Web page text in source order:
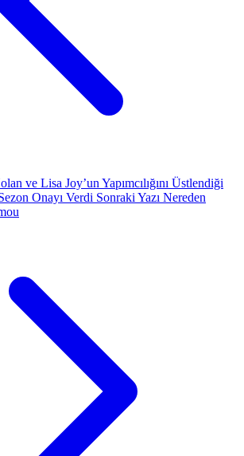
ve Lisa Joy’un Yapımcılığını Üstlendiği
Onayı Verdi Sonraki Yazı Nereden